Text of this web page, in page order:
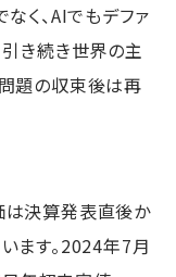
く、AIでもデファ
引き続き世界の主
題の収束後は再
は決算発表直後か
ます。2024年7月